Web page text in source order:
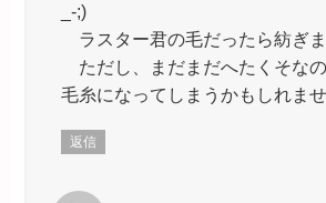
_-;)
ラスター君の毛だったら紡ぎま
ただし、まだまだへたくそな
毛糸になってしまうかもしれま
返信